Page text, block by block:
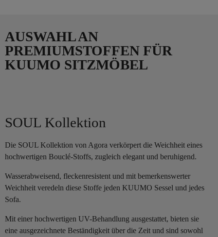
AUSWAHL AN
PREMIUMSTOFFEN FÜR
KUUMO SITZMÖBEL
SOUL Kollektion
Die SOUL Kollektion von Agora verkörpert die Weichheit eines
hochwertigen Bouclé-Stoffs, zugleich elegant und beruhigend.
Wasserabweisend, fleckenresistent und mit bemerkenswerter
Weichheit veredeln diese Stoffe jeden KUUMO Sessel und jedes
Sofa.
Mit einer hochwertigen UV-Behandlung ausgestattet, bieten sie
eine ausgezeichnete Beständigkeit über die Zeit und sind sowohl